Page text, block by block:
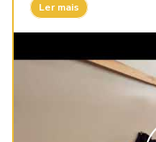
Ler mais